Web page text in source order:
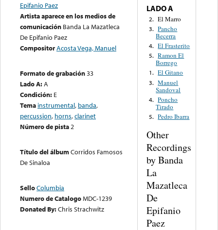
Epifanio Paez
Artista aparece en los medios de
comunicación Banda La Mazatleca
De Epifanio Paez
CompositorAcosta Vega, Manuel
Formato de grabación33
Lado A:A
Condición: E
Tema instrumental, banda,
percussion, horns,clarinet
Número de pista2
Título del álbumCorridos Famosos
De Sinaloa
SelloColumbia
Numero de CatalogoMDC-1239
Donated By:Chris Strachwitz
LADO A
2. El Marro
3. Pancho
Becerra
4. El Frasterito
5. Ramon El
Borrego
1. El Gitano
3. Manuel
Sandoval
4. Poncho
Tirado
5. Pedro Ibarra
Other
Recordings
by Banda
La
Mazatleca
De
Epifanio
Paez